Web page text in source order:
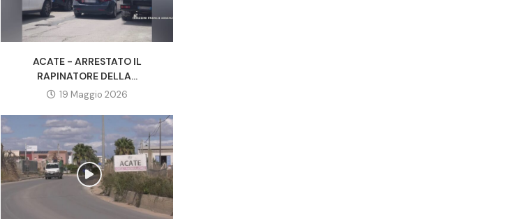
ACATE - ARRESTATO IL
RAPINATORE DELLA...
19 Maggio 2026